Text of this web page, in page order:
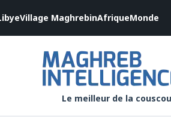
Village MaghrebinAfriqueMonde
Le meilleur de la